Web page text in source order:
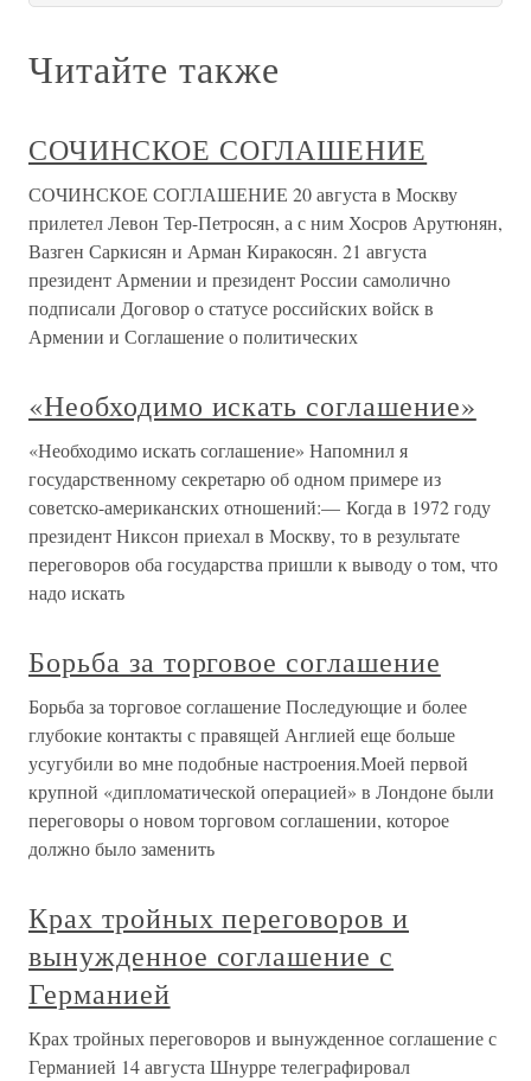
Читайте также
СОЧИНСКОЕ СОГЛАШЕНИЕ
СОЧИНСКОЕ СОГЛАШЕНИЕ 20 августа в Москву
прилетел Левон Тер-Петросян, а с ним Хосров Арутюнян,
Вазген Саркисян и Арман Киракосян. 21 августа
президент Армении и президент России самолично
подписали Договор о статусе российских войск в
Армении и Соглашение о политических
«Необходимо искать соглашение»
«Необходимо искать соглашение» Напомнил я
государственному секретарю об одном примере из
советско-американских отношений:— Когда в 1972 году
президент Никсон приехал в Москву, то в результате
переговоров оба государства пришли к выводу о том, что
надо искать
Борьба за торговое соглашение
Борьба за торговое соглашение Последующие и более
глубокие контакты с правящей Англией еще больше
усугубили во мне подобные настроения.Моей первой
крупной «дипломатической операцией» в Лондоне были
переговоры о новом торговом соглашении, которое
должно было заменить
Крах тройных переговоров и
вынужденное соглашение с
Германией
Крах тройных переговоров и вынужденное соглашение с
Германией 14 августа Шнурре телеграфировал